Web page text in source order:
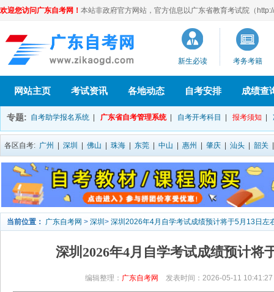
欢迎您访问广东自考网！ 本站非政府官方网站，官方信息以广东省教育考试院（
新生必读 考务考籍
网站主页 考试资讯 各地动态 自考安排 成绩查
专题: 自考助学报名系统 广东省自考管理系统 自考开考科目 报考须知
各区自考: 广州 深圳 佛山 珠海 东莞 中山 惠州 肇庆 汕头 韶关
当前位置： 广东自考网 > 深圳 > 深圳2026年4月自学考试成绩预计将于5月13日左
深圳2026年4月自学考试成绩预计将
编辑整理： 广东自考网 发表时间：2026-05-11 10:41:27